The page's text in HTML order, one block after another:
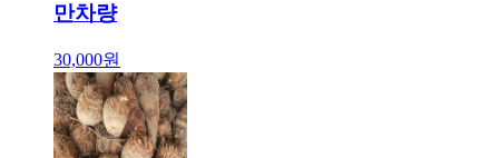
만차량
30,000원